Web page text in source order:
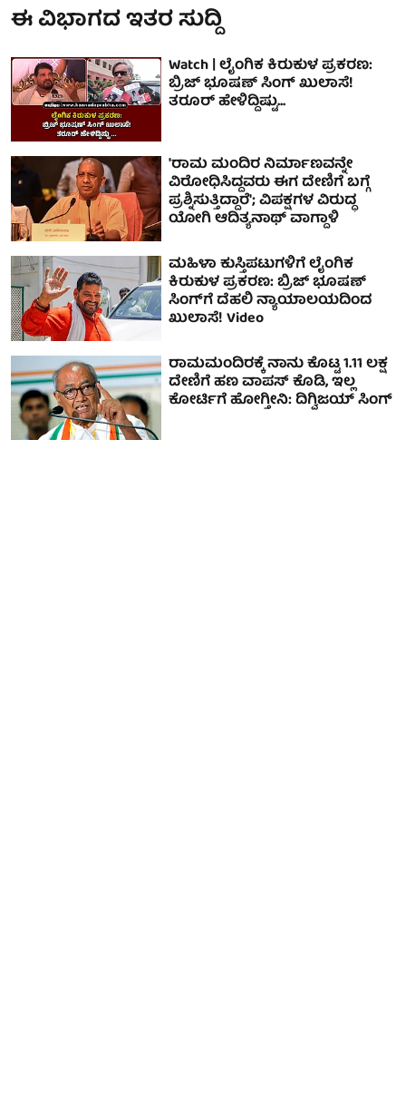
ಈ ವಿಭಾಗದ ಇತರ ಸುದ್ದಿ
Watch | ಲೈಂಗಿಕ ಕಿರುಕುಳ ಪ್ರಕರಣ:
ಬ್ರಿಜ್ ಭೂಷಣ್ ಸಿಂಗ್‌ ಖುಲಾಸೆ!
ತರೂರ್ ಹೇಳಿದ್ದಿಷ್ಟು...
'ರಾಮ ಮಂದಿರ ನಿರ್ಮಾಣವನ್ನೇ
ವಿರೋಧಿಸಿದ್ದವರು ಈಗ ದೇಣಿಗೆ ಬಗ್ಗೆ
ಪ್ರಶ್ನಿಸುತ್ತಿದ್ದಾರೆ'; ವಿಪಕ್ಷಗಳ ವಿರುದ್ಧ
ಯೋಗಿ ಆದಿತ್ಯನಾಥ್‌ ವಾಗ್ದಾಳಿ
ಮಹಿಳಾ ಕುಸ್ತಿಪಟುಗಳಿಗೆ ಲೈಂಗಿಕ
ಕಿರುಕುಳ ಪ್ರಕರಣ: ಬ್ರಿಜ್ ಭೂಷಣ್
ಸಿಂಗ್‌ಗೆ ದೆಹಲಿ ನ್ಯಾಯಾಲಯದಿಂದ
ಖುಲಾಸೆ! Video
ರಾಮಮಂದಿರಕ್ಕೆ ನಾನು ಕೊಟ್ಟ 1.11 ಲಕ್ಷ
ದೇಣಿಗೆ ಹಣ ವಾಪಸ್‌ ಕೊಡಿ, ಇಲ್ಲ
ಕೋರ್ಟಿಗೆ ಹೋಗ್ತೀನಿ: ದಿಗ್ವಿಜಯ್ ಸಿಂಗ್